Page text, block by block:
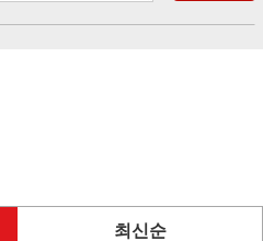
최신순